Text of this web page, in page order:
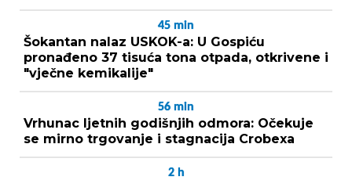
45 min
Šokantan nalaz USKOK-a: U Gospiću
pronađeno 37 tisuća tona otpada, otkrivene i
"vječne kemikalije"
56 min
Vrhunac ljetnih godišnjih odmora: Očekuje
se mirno trgovanje i stagnacija Crobexa
2 h